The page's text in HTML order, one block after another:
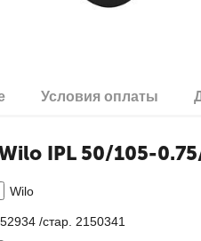
Условия оплаты
IPL 50/105-
Wilo
/стар. 2150341